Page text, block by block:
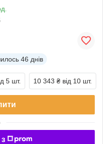
46 днів
5 шт. 10 343 ₴ від 10 шт.